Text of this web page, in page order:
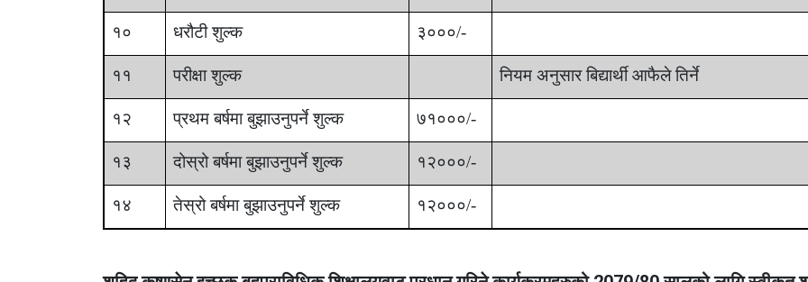
१० धरौटी शुल्क ३०००/-
११ परीक्षा शुल्क नियम अनुसारबिद्यार्थी आफैले तिर्ने
१२ प्रथम बर्षमा बुझाउनुपर्ने शुल्क ७१०००/-
१३ दोस्रो बर्षमा बुझाउनुपर्ने शुल्क १२०००/-
१४ तेस्रो बर्षमा बुझाउनुपर्ने शुल्क १२०००/-